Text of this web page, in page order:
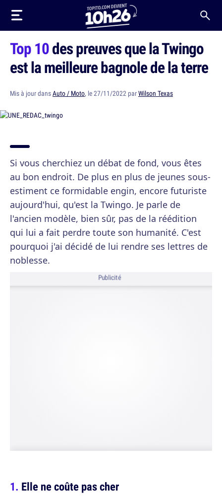
Top 10des preuves que la Twingo
est la meilleure bagnole de la terre
Mis à jour dansAuto / Moto, le 27/11/2022 parWilson Texas
Si vous cherchiez un débat de fond, vous êtes
au bon endroit. De plus en plus de jeunes sous-
estiment ce formidable engin, encore futuriste
aujourd'hui, qu'est la Twingo. Je parle de
l'ancien modèle, bien sûr, pas de la réédition
qui lui a fait perdre toute son humanité. C'est
pourquoi j'ai décidé de lui rendre ses lettres de
noblesse.
Publicité
Elle ne coûte pas cher